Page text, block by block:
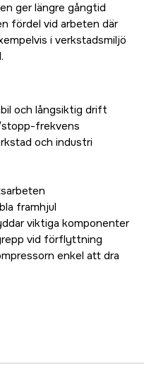
ger längre gångtid
fördel vid arbeten där
i verkstadsmiljö
och långsiktig drift
frekvens
och industri
framhjul
viktiga komponenter
vid förflyttning
enkel att dra